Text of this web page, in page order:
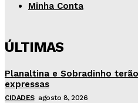
Minha Conta
ÚLTIMAS
Planaltina e Sobradinho
expressas
CIDADES agosto 8, 2026